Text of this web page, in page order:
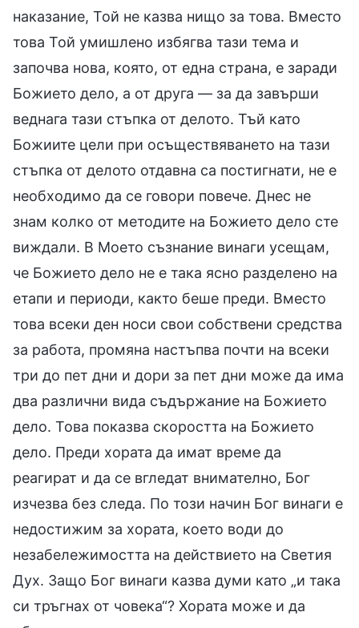
наказание, Той не казва нищо за това. Вместо
това Той умишлено избягва тази тема и
започва нова, която, от една страна, е заради
Божието дело, а от друга — за да завърши
веднага тази стъпка от делото. Тъй като
Божиите цели при осъществяването на тази
стъпка от делото отдавна са постигнати, не е
необходимо да се говори повече. Днес не
знам колко от методите на Божието дело сте
виждали. В Моето съзнание винаги усещам,
че Божието дело не е така ясно разделено на
етапи и периоди, както беше преди. Вместо
това всеки ден носи свои собствени средства
за работа, промяна настъпва почти на всеки
три до пет дни и дори за пет дни може да има
два различни вида съдържание на Божието
дело. Това показва скоростта на Божието
дело. Преди хората да имат време да
реагират и да се вгледат внимателно, Бог
изчезва без следа. По този начин Бог винаги е
недостижим за хората, което води до
незабележимостта на действието на Светия
Дух. Защо Бог винаги казва думи като „и така
си тръгнах от човека“? Хората може и да